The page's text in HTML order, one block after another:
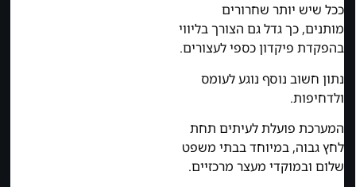
ככל שיש יותר שחרורים
מותנים, כך גדל גם הצורך בליווי
בהפקדת פיקדון כספי לעצורים.
נתון חשוב נוסף נוגע לעומס
ולדחיפות.
המערכת פועלת לעיתים תחת
לחץ גבוה, במיוחד בבתי משפט
שלום ובמוקדי מעצר מרכזיים.